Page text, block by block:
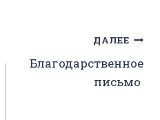
ДАЛЕЕ
Благодарственное
письмо